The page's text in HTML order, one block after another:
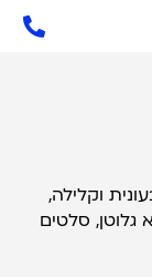
וקלילה,
גלוטן, סלטים